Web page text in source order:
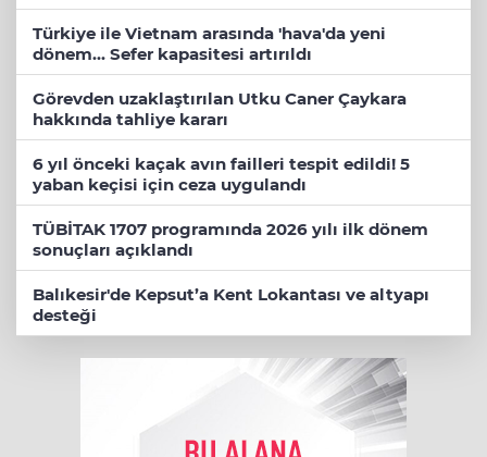
Türkiye ile Vietnam arasında 'hava'da yeni
dönem... Sefer kapasitesi artırıldı
Görevden uzaklaştırılan Utku Caner Çaykara
hakkında tahliye kararı
6 yıl önceki kaçak avın failleri tespit edildi! 5
yaban keçisi için ceza uygulandı
TÜBİTAK 1707 programında 2026 yılı ilk dönem
sonuçları açıklandı
Balıkesir'de Kepsut’a Kent Lokantası ve altyapı
desteği